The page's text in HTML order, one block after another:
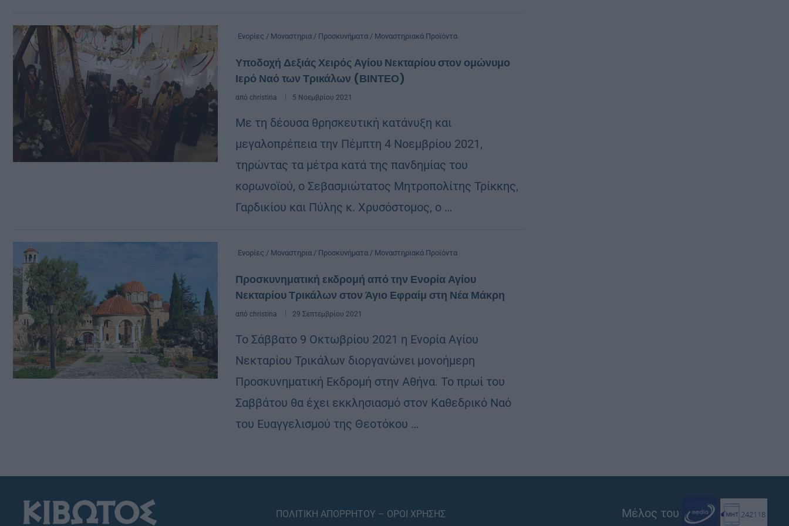
Ενορίες / Μοναστηρια / Προσκυνήματα / Μοναστηριακά Προϊόντα
Υποδοχή Δεξιάς Χειρός Αγίου Νεκταρίου στον ομώνυμο
Ιερό Ναό των Τρικάλων (ΒΙΝΤΕΟ)
από christina 5 Νοεμβρίου 2021
Με τη δέουσα θρησκευτική κατάνυξη και
μεγαλοπρέπεια την Πέμπτη 4 Νοεμβρίου 2021,
τηρώντας τα μέτρα κατά της πανδημίας του
κορωνοϊού, ο Σεβασμιώτατος Μητροπολίτης Τρίκκης,
Γαρδικίου και Πύλης κ. Χρυσόστομος, ο …
Ενορίες / Μοναστηρια / Προσκυνήματα / Μοναστηριακά Προϊόντα
Προσκυνηματική εκδρομή από την Ενορία Αγίου
Νεκταρίου Τρικάλων στον Άγιο Εφραίμ στη Νέα Μάκρη
από christina 29 Σεπτεμβρίου 2021
Το Σάββατο 9 Οκτωβρίου 2021 η Ενορία Αγίου
Νεκταρίου Τρικάλων διοργανώνει μονοήμερη
Προσκυνηματική Εκδρομή στην Αθήνα. Το πρωί του
Σαββάτου θα έχει εκκλησιασμό στον Καθεδρικό Ναό
του Ευαγγελισμού της Θεοτόκου …
ΠΟΛΙΤΙΚΗ ΑΠΟΡΡΗΤΟΥ – ΟΡΟΙ ΧΡΗΣΗΣ Μέλος του